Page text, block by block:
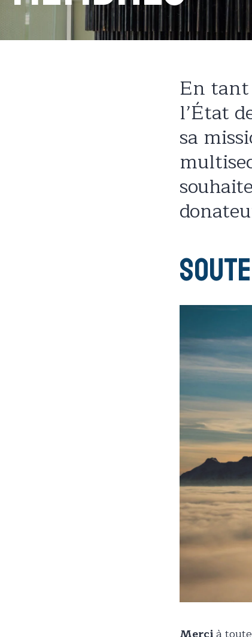
En tant
l’État
sa